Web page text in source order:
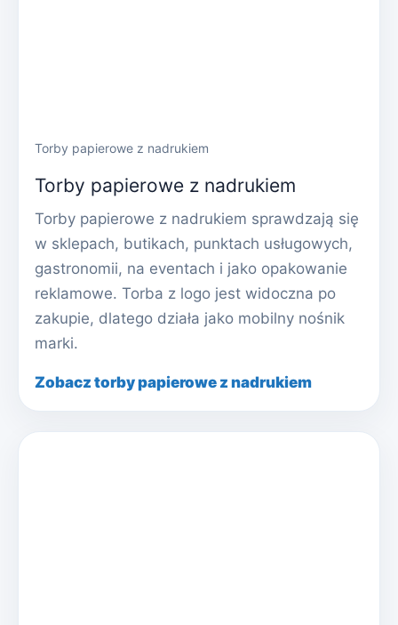
Torby papierowe z nadrukiem
Torby papierowe z nadrukiem
Torby papierowe z nadrukiem sprawdzają się
w sklepach, butikach, punktach usługowych,
gastronomii, na eventach i jako opakowanie
reklamowe. Torba z logo jest widoczna po
zakupie, dlatego działa jako mobilny nośnik
marki.
Zobacz torby papierowe z nadrukiem